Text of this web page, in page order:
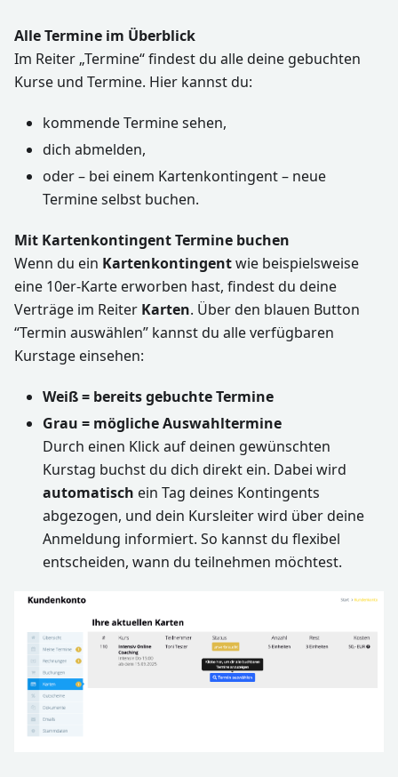
Alle Termine im Überblick
Im Reiter „Termine“ findest du alle deine gebuchten
Kurse und Termine. Hier kannst du:
kommende Termine sehen,
dich abmelden,
oder – bei einem Kartenkontingent – neue
Termine selbst buchen.
Mit Kartenkontingent Termine buchen
Wenn du ein Kartenkontingentwie beispielsweise
eine 10er-Karte erworben hast, findest du deine
Verträge im Reiter Karten. Über den blauen Button
“Termin auswählen” kannst du alle verfügbaren
Kurstage einsehen:
Weiß = bereits gebuchte Termine
Grau = mögliche Auswahltermine
Durch einen Klick auf deinen gewünschten
Kurstag buchst du dich direkt ein. Dabei wird
automatisch ein Tag deines Kontingents
abgezogen, und dein Kursleiter wird über deine
Anmeldung informiert. So kannst du flexibel
entscheiden, wann du teilnehmen möchtest.